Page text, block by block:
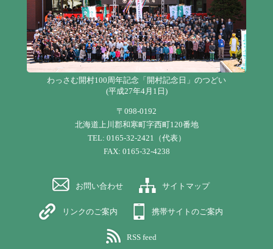
わっさむ開村100周年記念「開村記念日」のつどい
(平成27年4月1日)
〒098-0192
北海道上川郡和寒町字西町120番地
TEL: 0165-32-2421（代表）
FAX: 0165-32-4238
お問い合わせ サイトマップ
リンクのご案内 携帯サイトのご案内
RSS feed